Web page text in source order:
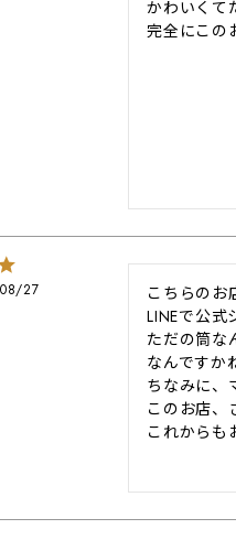
かわいくて
27
こちらのお
LINEで公式
ただの筒な
なんですか
ちなみに、
このお店、
これからも